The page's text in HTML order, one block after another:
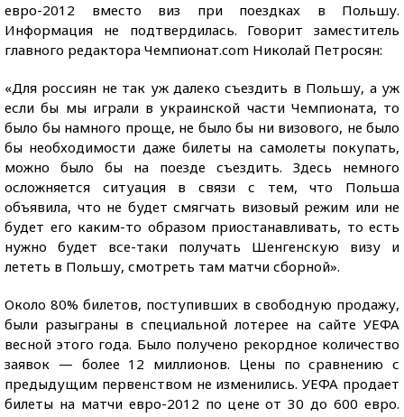
евро-2012 вместо виз при поездках в Польшу.
Информация не подтвердилась. Говорит заместитель
главного редактора Чемпионат.com Николай Петросян:
«Для россиян не так уж далеко съездить в Польшу, а уж
если бы мы играли в украинской части Чемпионата, то
было бы намного проще, не было бы ни визового, не было
бы необходимости даже билеты на самолеты покупать,
можно было бы на поезде съездить. Здесь немного
осложняется ситуация в связи с тем, что Польша
объявила, что не будет смягчать визовый режим или не
будет его каким-то образом приостанавливать, то есть
нужно будет все-таки получать Шенгенскую визу и
лететь в Польшу, смотреть там матчи сборной».
Около 80% билетов, поступивших в свободную продажу,
были разыграны в специальной лотерее на сайте УЕФА
весной этого года. Было получено рекордное количество
заявок — более 12 миллионов. Цены по сравнению с
предыдущим первенством не изменились. УЕФА продает
билеты на матчи евро-2012 по цене от 30 до 600 евро.